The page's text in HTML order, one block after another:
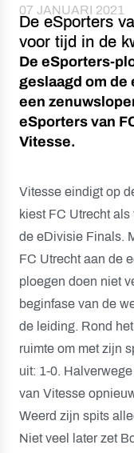
07 JANUARI 2021
De eSporters
voor tijd in de
De eSporters-
geslaagd om de
een
eSporters van
Vitesse.
Vitesse eindigt op
kiest FC Utrecht
de eDivisie Finals.
FC Utrecht aan de
ploegen doen niet
beginfase van de
de leiding. Rond
ruimte om met zijn
uit: 1-0.
van Vitesse
Weerd zijn spits
Niet veel later zet